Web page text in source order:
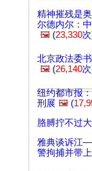
精神摧残是
尔德内尔：
🖼️ (23,330
北京政法委
🖼️ (26,140
纽约都市报
刑展 🖼️ (
胳膊拧不过
雅典谈诉江
警拘捕并带